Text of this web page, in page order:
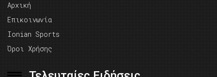
Αρχική
Επικοινωνία
Ionian Sports
Όροι Χρήσης